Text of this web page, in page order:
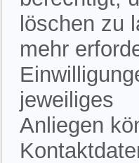
löschen zu
mehr
jeweiliges
Anliegen